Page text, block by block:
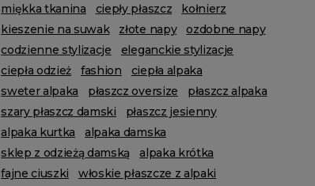
miękka tkanina
ciepły płaszcz
kołnierz
kieszenie na suwak
złote napy
ozdobne napy
codzienne stylizacje
eleganckie stylizacje
ciepła odzież
fashion
ciepła alpaka
sweter alpaka
płaszcz oversize
płaszcz alpaka
szary płaszcz damski
płaszcz jesienny
alpaka kurtka
alpaka damska
sklep z odzieżą damską
alpaka krótka
fajne ciuszki
włoskie płaszcze z alpaki